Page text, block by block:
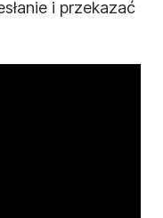
i przekazać